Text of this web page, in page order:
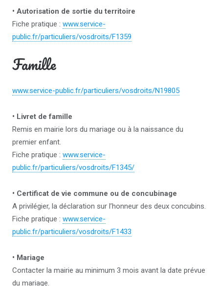
• Autorisation de sortie du territoire
Fiche pratique : www.service-
public.fr/particuliers/vosdroits/F1359
Famille
www.service-public.fr/particuliers/vosdroits/N19805
• Livret de famille
Remis en mairie lors du mariage ou à la naissance du
premier enfant.
Fiche pratique : www.service-
public.fr/particuliers/vosdroits/F1345/
• Certificat de vie commune ou de concubinage
A privilégier, la déclaration sur l’honneur des deux concubins.
Fiche pratique : www.service-
public.fr/particuliers/vosdroits/F1433
• Mariage
Contacter la mairie au minimum 3 mois avant la date prévue
du mariage.